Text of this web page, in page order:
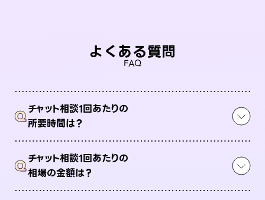
よくある質問
FAQ
Qチャット相談1回あたりの
所要時間は？
Qチャット相談1回あたりの
相場の金額は？